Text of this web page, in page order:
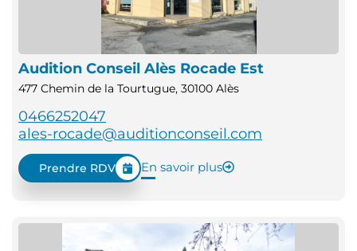
Audition Conseil Alès Rocade Est
477 Chemin de la Tourtugue, 30100 Alès
0466252047
ales-rocade@auditionconseil.com
Prendre RDV En savoir plus